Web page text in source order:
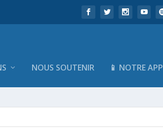
NOUS SOUTENIR 📱 NOTRE APP